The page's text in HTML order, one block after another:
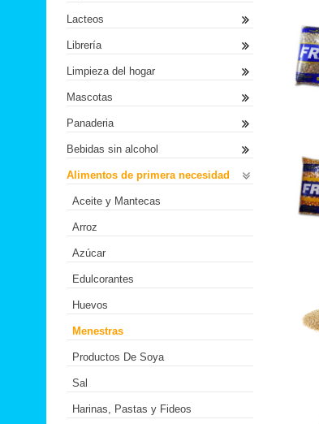
Lacteos
Librería
Limpieza del hogar
Mascotas
Panaderia
Bebidas sin alcohol
Alimentos de primera necesidad
Aceite y Mantecas
Arroz
Azúcar
Edulcorantes
Huevos
Menestras
Productos De Soya
Sal
Harinas, Pastas y Fideos